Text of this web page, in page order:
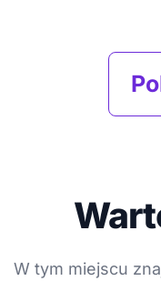
W tym miejscu